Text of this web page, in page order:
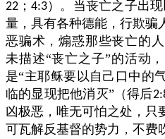
22 ； 4:3）。当丧亡之子出
量，具有各种德能，行欺骗
恶骗术，煽惑那些丧亡的
未描述“丧亡之子”的活动
是“主耶稣要以自己口中的
临的显现把他消灭”（得后
凶极恶，唯无可怕之处，只
可瓦解反基督的势力，不费